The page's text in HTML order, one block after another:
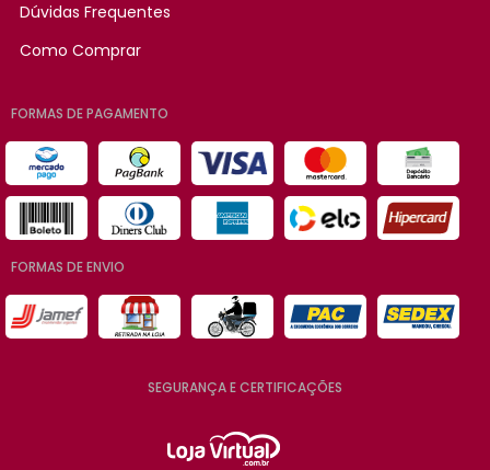
Dúvidas Frequentes
Como Comprar
FORMAS DE PAGAMENTO
FORMAS DE ENVIO
SEGURANÇA E CERTIFICAÇÕES